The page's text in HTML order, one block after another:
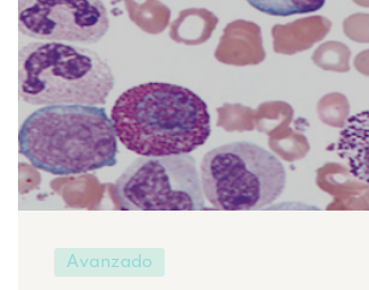
Avanzado